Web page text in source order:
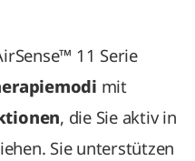
11 Serie
mit
, die Sie aktiv in
Sie unterstützen